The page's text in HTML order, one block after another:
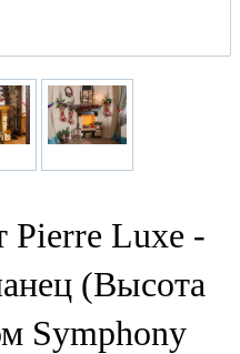
Pierre Luxe -
(Высота
Symphony